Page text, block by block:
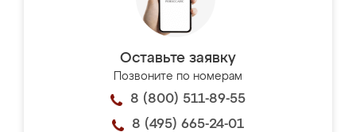
Оставьте заявку
Позвоните по номерам
8 (800) 511-89-55
8 (495) 665-24-01